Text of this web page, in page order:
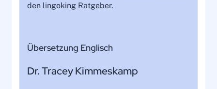
den lingoking Ratgeber.
Übersetzung Englisch
Dr. Tracey Kimmeskamp